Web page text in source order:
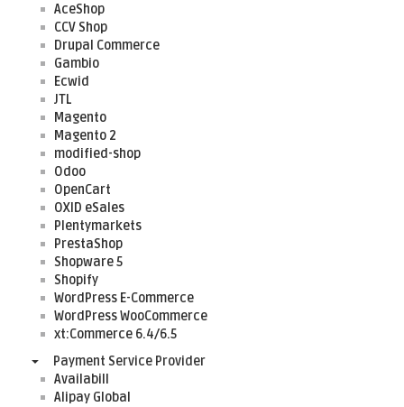
AceShop
CCV Shop
Drupal Commerce
Gambio
Ecwid
JTL
Magento
Magento 2
modified-shop
Odoo
OpenCart
OXID eSales
Plentymarkets
PrestaShop
Shopware 5
Shopify
WordPress E-Commerce
WordPress WooCommerce
xt:Commerce 6.4/6.5
Payment Service Provider
Availabill
Alipay Global